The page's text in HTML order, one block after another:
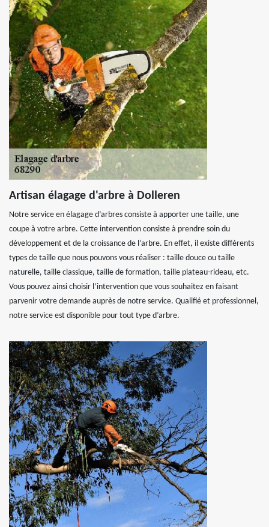
Artisan élagage d'arbre à Dolleren
Notre service en élagage d’arbres consiste à apporter une taille, une
coupe à votre arbre. Cette intervention consiste à prendre soin du
développement et de la croissance de l’arbre. En effet, il existe différents
types de taille que nous pouvons vous réaliser : taille douce ou taille
naturelle, taille classique, taille de formation, taille plateau-rideau, etc.
Vous pouvez ainsi choisir l’intervention que vous souhaitez en faisant
parvenir votre demande auprès de notre service. Qualifié et professionnel,
notre service est disponible pour tout type d’arbre.